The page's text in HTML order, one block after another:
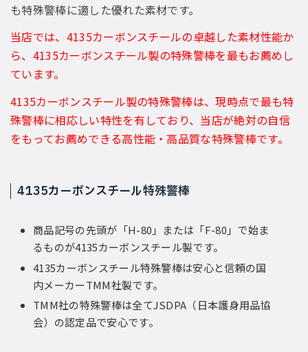
も特殊警棒に適した優れた素材です。
当店では、4135カーボンスチールの卓越した素材性能か
ら、4135カーボンスチール製の特殊警棒を最もお薦めし
ています。
4135カーボンスチール製の特殊警棒は、現時点で最も特
殊警棒に相応しい特性を有しており、当店が絶対の自信
をもってお薦めできる高性能・高品質な特殊警棒です。
4135カーボンスチール特殊警棒
商品記号の先頭が「H-80」または「F-80」で始ま
るものが4135カーボンスチール製です。
4135カーボンスチール特殊警棒は安心と信頼の国
内メーカーTMM社製です。
TMM社の特殊警棒は全てJSDPA（日本護身用品協
会）の認定品で安心です。